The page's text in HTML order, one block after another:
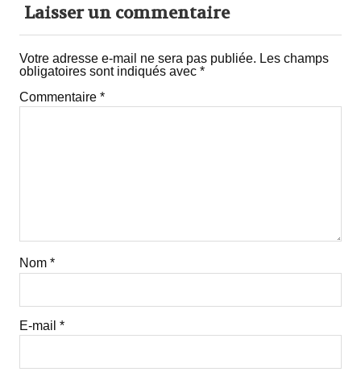
Laisser un commentaire
Votre adresse e-mail ne sera pas publiée. Les champs
obligatoires sont indiqués avec *
Commentaire *
Nom *
E-mail *